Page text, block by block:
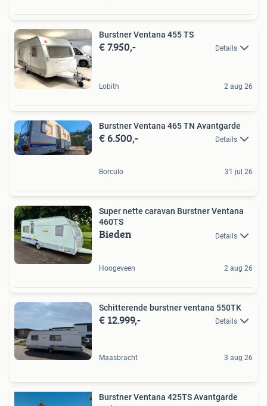
Burstner Ventana 455 TS
€ 7.950,- Details
Lobith 2 aug 26
Burstner Ventana 465 TN Avantgarde
€ 6.500,- Details
Borculo 31 jul 26
Super nette caravan Burstner Ventana
460TS
Bieden Details
Hoogeveen 2 aug 26
Schitterende burstner ventana 550TK
€ 12.999,- Details
Maasbracht 3 aug 26
Burstner Ventana 425TS Avantgarde